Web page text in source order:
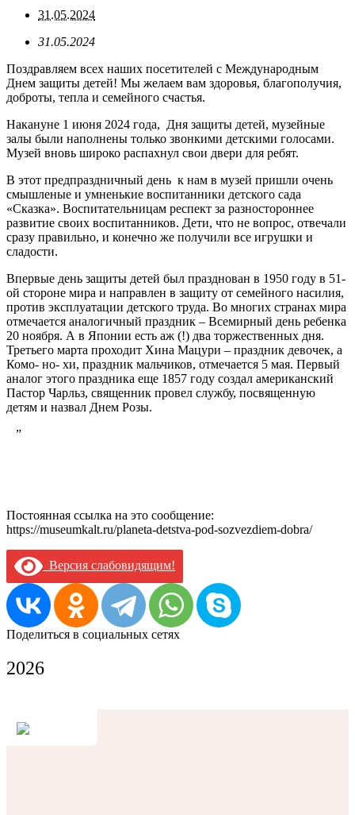
31.05.2024
31.05.2024
Поздравляем всех наших посетителей с Международным
Днем защиты детей! Мы желаем вам здоровья, благополучия,
доброты, тепла и семейного счастья.
Накануне 1 июня 2024 года, Дня защиты детей, музейные
залы были наполнены только звонкими детскими голосами.
Музей вновь широко распахнул свои двери для ребят.
В этот предпраздничный день к нам в музей пришли очень
смышленые и умненькие воспитанники детского сада
«Сказка». Воспитательницам респект за разностороннее
развитие своих воспитанников. Дети, что не вопрос, отвечали
сразу правильно, и конечно же получили все игрушки и
сладости.
Впервые день защиты детей был празднован в 1950 году в 51-
ой стороне мира и направлен в защиту от семейного насилия,
против эксплуатации детского труда. Во многих странах мира
отмечается аналогичный праздник – Всемирный день ребенка
20 ноября. А в Японии есть аж (!) два торжественных дня.
Третьего марта проходит Хина Мацури – праздник девочек, а
Комо- но- хи, праздник мальчиков, отмечается 5 мая. Первый
аналог этого праздника еще 1857 году создал американский
Пастор Чарльз, священник провел службу, посвященную
детям и назвал Днем Розы.
”
Постоянная ссылка на это сообщение:
https://museumkalt.ru/planeta-detstva-pod-sozvezdiem-dobra/
Версия слабовидящим!
Поделиться в социальных сетях
2026